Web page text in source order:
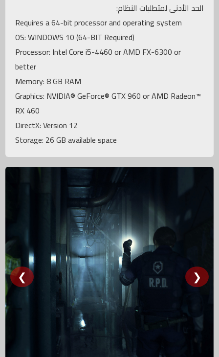
الحد الأدنى لمتطلبات النظام:
Requires a 64-bit processor and operating system
OS: WINDOWS 10 (64-BIT Required)
Processor: Intel Core i5-4460 or AMD FX-6300 or
better
Memory: 8 GB RAM
Graphics: NVIDIA® GeForce® GTX 960 or AMD Radeon™
RX 460
DirectX: Version 12
Storage: 26 GB available space
❮ ❯